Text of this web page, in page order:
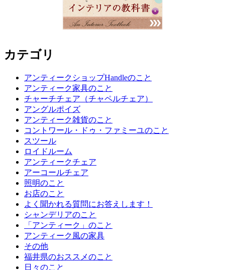
カテゴリ
アンティークショップHandleのこと
アンティーク家具のこと
チャーチチェア（チャペルチェア）
アングルポイズ
アンティーク雑貨のこと
コントワール・ドゥ・ファミーユのこと
スツール
ロイドルーム
アンティークチェア
アーコールチェア
照明のこと
お店のこと
よく聞かれる質問にお答えします！
シャンデリアのこと
「アンティーク」のこと
アンティーク風の家具
その他
福井県のおススメのこと
日々のこと